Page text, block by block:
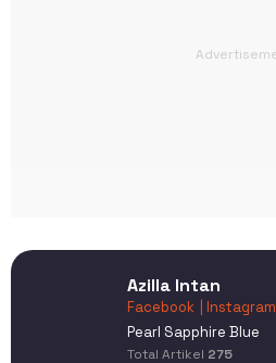
Azilla Intan
Facebook | Instagram
Pearl Sapphire Blue
Total Artikel 275